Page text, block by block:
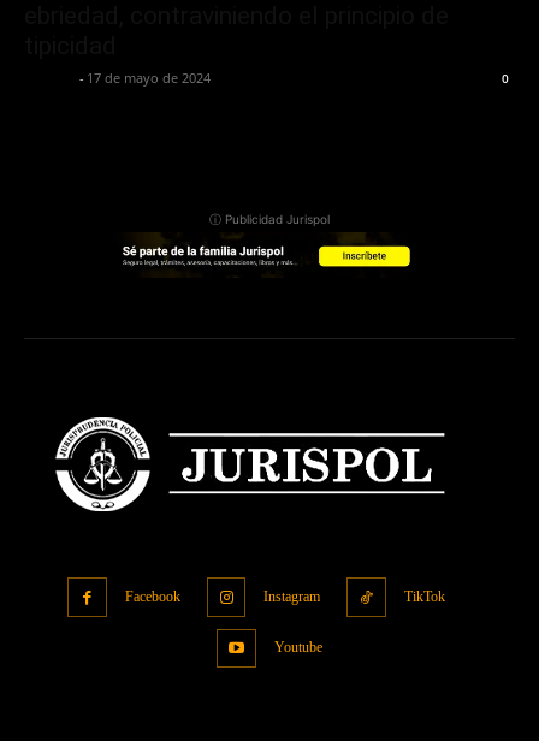
- 17 de mayo de 2024 0
ⓘ Publicidad Jurispol
Facebook Instagram TikTok
Youtube